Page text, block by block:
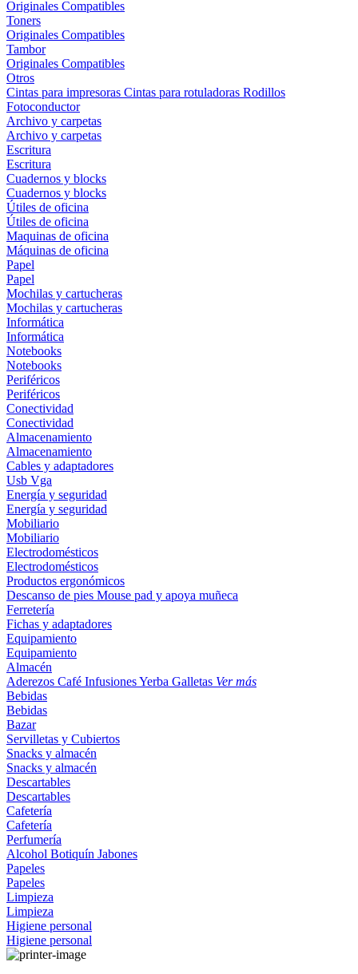
Originales Compatibles
Toners
Originales Compatibles
Tambor
Originales Compatibles
Otros
Cintas para impresoras Cintas para rotuladoras Rodillos
Fotoconductor
Archivo y carpetas
Archivo y carpetas
Escritura
Escritura
Cuadernos y blocks
Cuadernos y blocks
Útiles de oficina
Útiles de oficina
Maquinas de oficina
Máquinas de oficina
Papel
Papel
Mochilas y cartucheras
Mochilas y cartucheras
Informática
Informática
Notebooks
Notebooks
Periféricos
Periféricos
Conectividad
Conectividad
Almacenamiento
Almacenamiento
Cables y adaptadores
Usb Vga
Energía y seguridad
Energía y seguridad
Mobiliario
Mobiliario
Electrodomésticos
Electrodomésticos
Productos ergonómicos
Descanso de pies Mouse pad y apoya muñeca
Ferretería
Fichas y adaptadores
Equipamiento
Equipamiento
Almacén
Aderezos Café InfusionesYerba Galletas Ver más
Bebidas
Bebidas
Bazar
Servilletas y Cubiertos
Snacks y almacén
Snacks y almacén
Descartables
Descartables
Cafetería
Cafetería
Perfumería
Alcohol Botiquín Jabones
Papeles
Papeles
Limpieza
Limpieza
Higiene personal
Higiene personal